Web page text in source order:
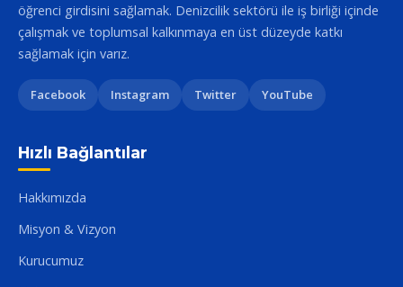
öğrenci girdisini sağlamak. Denizcilik sektörü ile iş birliği içinde
çalışmak ve toplumsal kalkınmaya en üst düzeyde katkı
sağlamak için varız.
Facebook Instagram Twitter YouTube
Hızlı Bağlantılar
Hakkımızda
Misyon & Vizyon
Kurucumuz